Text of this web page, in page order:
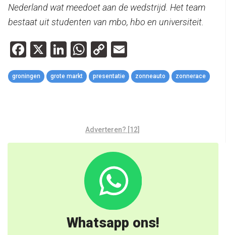
Nederland wat meedoet aan de wedstrijd. Het team
bestaat uit studenten van mbo, hbo en universiteit.
Facebook
X LinkedIn
WhatsApp
Copy
Link
groningen grote markt presentatie zonneauto zonnerace
Adverteren? [12]
Whatsapp ons!